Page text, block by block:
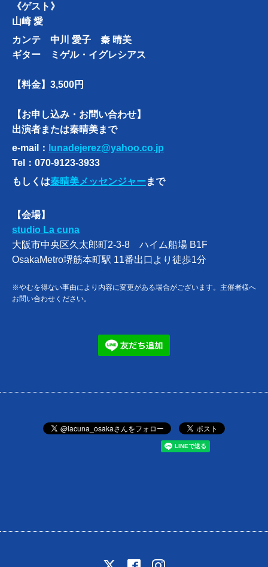
《ゲスト》
山崎 愛
カンテ 中川 愛子 秦 晴美
ギター ミゲル・イグレシアス
【料金】3,500円
【お申し込み・お問い合わせ】
出演者または秦晴美まで
e-mail：
lunadejerez@yahoo.co.jp
Tel：070-9123-3933
もしくは秦晴美メッセンジャーまで
【会場】
studio La cuna
大阪市中央区久太郎町2-3-8 ハイム船場 B1F
OsakaMetro堺筋本町駅 11番出口より徒歩1分
※やむを得ない事由により内容に変更がある場合がございます。主催者様へ
お問い合わせください。